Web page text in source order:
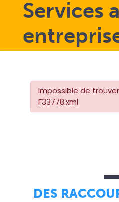
Services
Impossible de
F33778.xml
DES